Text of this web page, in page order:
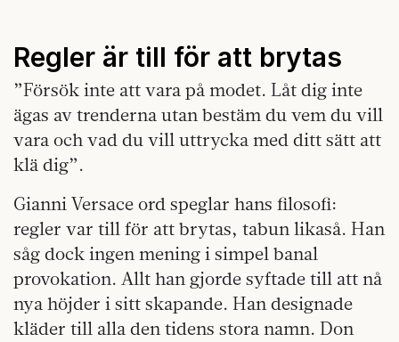
Regler är till för att brytas
”Försök inte att vara på modet. Låt dig inte
ägas av trenderna utan bestäm du vem du vill
vara och vad du vill uttrycka med ditt sätt att
klä dig”.
Gianni Versace ord speglar hans filosofi:
regler var till för att brytas, tabun likaså. Han
såg dock ingen mening i simpel banal
provokation. Allt han gjorde syftade till att nå
nya höjder i sitt skapande. Han designade
kläder till alla den tidens stora namn. Don